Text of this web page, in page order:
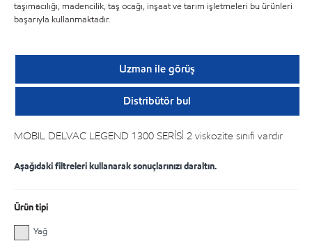
taşımacılığı, madencilik, taş ocağı, inşaat ve tarım işletmeleri bu ürünleri
başarıyla kullanmaktadır.
Uzman ile görüş
Distribütör bul
MOBIL DELVAC LEGEND 1300 SERİSİ 2 viskozite sınıfı vardır
Aşağıdaki filtreleri kullanarak sonuçlarınızı daraltın.
Ürün tipi
Yağ